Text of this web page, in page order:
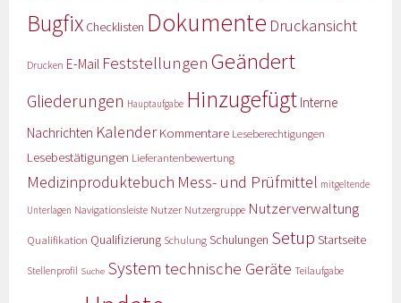
Bugfix Checklisten Dokumente Druckansicht
Drucken E-Mail Feststellungen Geändert
Gliederungen Hauptaufgabe Hinzugefügt Interne
Nachrichten KalenderKommentare Leseberechtigungen
Lesebestätigungen Lieferantenbewertung
Medizinproduktebuch Mess- und Prüfmittel mitgeltende
Unterlagen Navigationsleiste Nutzer Nutzergruppe Nutzerverwaltung
Qualifikation Qualifizierung Schulung Schulungen Setup Startseite
Stellenprofil Suche System technische Geräte Teilaufgabe